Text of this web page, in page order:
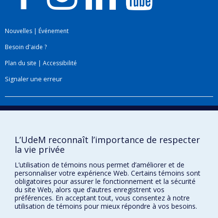
des personnes dépistées (projet financé par les
PEGASE 2, financé par Génome Canada, qui
étudie les enjeux éthiques soulevés par
l'utilisation du test génomique prénatal non invasif
nombre de conditions génétiques. Je suis
également responsable du volet évaluant les
perspectives parentales du projet PRAGMatIQ,
en contexte de soins critiques. Dans mes
travaux, j'utilise une approche interdisciplinaire
qui combine des méthodes quantitatives et
qualitatives, afin d'aborder chaque question selon
différentes perspectives. J'ai actuellement une
bourse de clinicien-chercheur Sénior du FRQS.
Nouvelles | Événement
Besoin d'aide ?
Plan du site | Accessibilité
Signaler une erreur
L’UdeM reconnaît l’importance de respecter
la vie privée
L’utilisation de témoins nous permet d’améliorer et de
personnaliser votre expérience Web. Certains témoins sont
obligatoires pour assurer le fonctionnement et la sécurité
du site Web, alors que d’autres enregistrent vos
préférences. En acceptant tout, vous consentez à notre
utilisation de témoins pour mieux répondre à vos besoins.